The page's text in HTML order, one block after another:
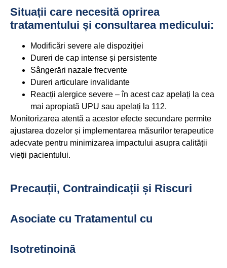
Situații care necesită oprirea
tratamentului și consultarea medicului:
Modificări severe ale dispoziției
Dureri de cap intense și persistente
Sângerări nazale frecvente
Dureri articulare invalidante
Reacții alergice severe – în acest caz apelați la cea
mai apropiată UPU sau apelați la 112.
Monitorizarea atentă a acestor efecte secundare permite
ajustarea dozelor și implementarea măsurilor terapeutice
adecvate pentru minimizarea impactului asupra calității
vieții pacientului.
Precauții, Contraindicații și Riscuri
Asociate cu Tratamentul cu
Isotretinoină